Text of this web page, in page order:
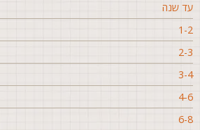
שנה
1-
2-
3-
4-
6-